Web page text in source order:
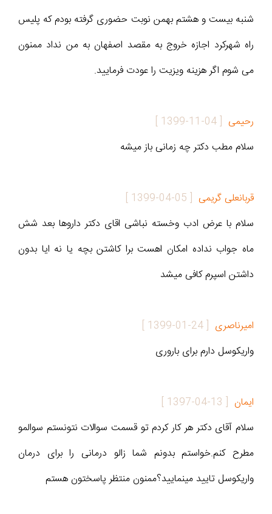
شنبه بیست و هشتم بهمن نوبت حضوری گرفته بودم که پلیس
راه شهرکرد اجازه خروج به مقصد اصفهان به من نداد ممنون
می شوم اگر هزینه ویزیت را عودت فرمایید.
رحیمی [
1399-11-04
]
سلام مطب دکتر چه زمانی باز میشه
قربانعلی گریمی [
1399-04-05
]
سلام با عرض ادب وخسته نباشی اقای دکتر داروها بعد شش
ماه جواب نداده امکان اهست برا کاشتن بچه یا نه ایا بدون
داشتن اسپرم کافی میشد
امیرناصری [
1399-01-24
]
واریکوسل دارم برای باروری
ایمان [
1397-04-13
]
سلام آقای دکتر هر کار کردم تو قسمت سوالات نتونستم سوالمو
مطرح کنم.خواستم بدونم شما زالو درمانی را برای درمان
واریکوسل تایید مینمایید؟ممنون منتظر پاسختون هستم